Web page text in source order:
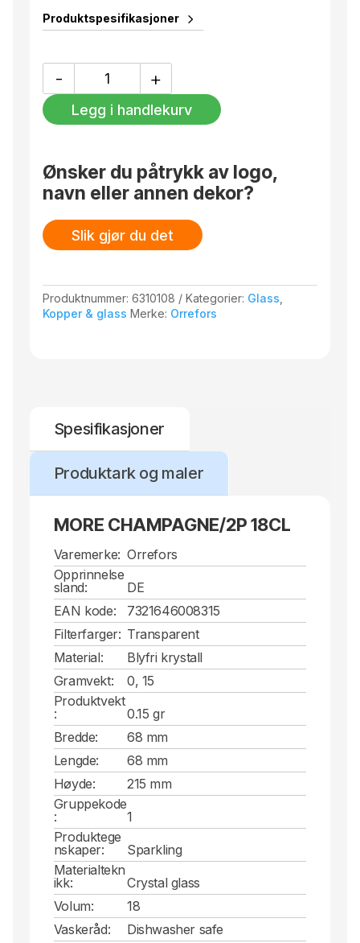
Produktspesifikasjoner
-
CHAMPAGNE/2P
18CL
antall
+
Legg i handlekurv
Ønsker du påtrykk av logo,
navn eller annen dekor?
Slik gjør du det
Produktnummer:6310108 Kategorier: Glass
Kopper & glass Merke: Orrefors
Spesifikasjoner
Produktark og maler
MORE CHAMPAGNE/2P 18CL
Varemerke: Orrefors
Opprinnelse
sland:
DE
EAN kode:
7321646008315
Filterfarger: Transparent
Material:
Blyfri krystall
Gramvekt:
0, 15
Produktvekt
:
0.15 gr
Bredde:
68 mm
Lengde:
68 mm
Høyde:
215 mm
Gruppekode
:
1
Produktege
nskaper:
Sparkling
Materialtekn
ikk:
Crystal glass
Volum:
18
Vaskeråd:
Dishwasher safe